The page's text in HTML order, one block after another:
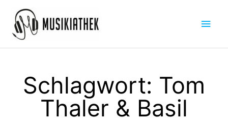
Inhalt
springen
Schlagwort: Tom
Thaler & Basil